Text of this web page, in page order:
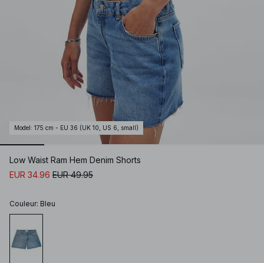
Model : 175 cm - EU 36 (UK 10, US 6, small)
Low Waist Ram Hem Denim Shorts
EUR 34.96 EUR 49.95
Couleur: Bleu